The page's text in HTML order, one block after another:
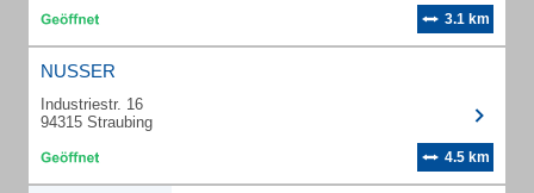
3.1 km
NUSSER
Industriestr. 16
94315 Straubing
4.5 km